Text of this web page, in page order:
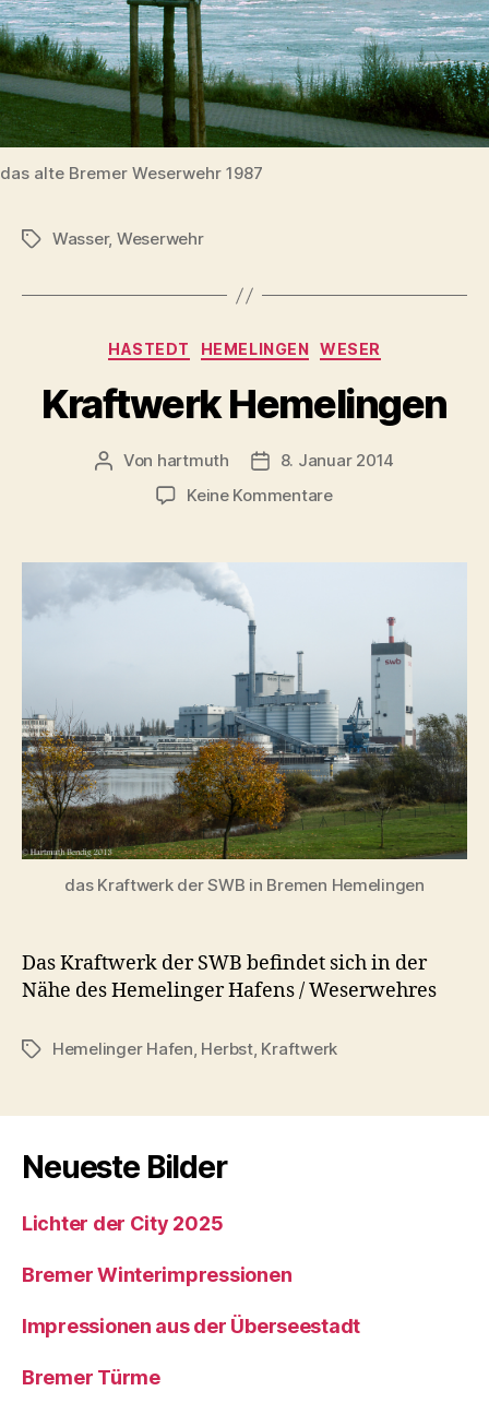
das alte Bremer Weserwehr 1987
Schlagwörter
Wasser, Weserwehr
Kategorien
HASTEDT HEMELINGEN WESER
Kraftwerk Hemelingen
Beitragsautor
Von hartmuth Veröffentlichungsdatum
8. Januar 2014
Keine Kommentarezu
das Kraftwerk der SWB in Bremen Hemelingen
Das Kraftwerk der SWB befindet sich in der
Nähe des Hemelinger Hafens / Weserwehres
Schlagwörter
Hemelinger Hafen Herbst, Kraftwerk
Neueste Bilder
Lichter der City 2025
Bremer Winterimpressionen
Impressionen aus der Überseestadt
Bremer Türme